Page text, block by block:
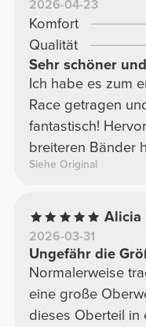
2026-04-23
Komfort
Qualität
Sehr schöner
Ich habe es zum
Race getragen
fantastisch!
breiteren Bänder
Siehe Original
Alicia
2026-03-31
Ungefähr die
Normalerweise
eine große
dieses Oberteil in